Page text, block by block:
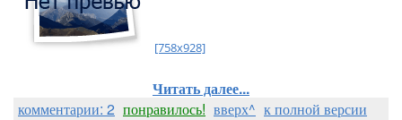
[758x928]
Читать далее...
комментарии: 2 понравилось! вверх^ к полной версии